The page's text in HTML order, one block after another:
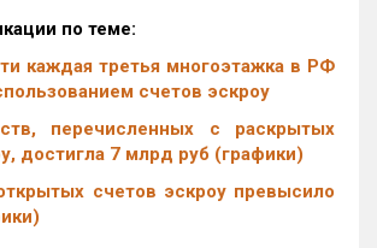
по теме:
каждая третья многоэтажка в РФ
счетов эскроу
перечисленных с раскрытых
достигла 7 млрд руб (графики)
счетов эскроу превысило